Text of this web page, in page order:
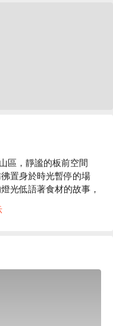
區，靜謐的板前空間
置身於時光暫停的場
光低語著食材的故事，
，更為每次造訪增添了